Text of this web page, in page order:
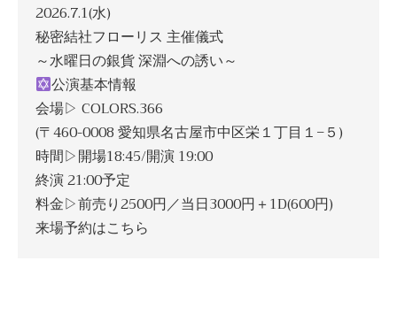
2026.7.1(水)
秘密結社フローリス 主催儀式
～水曜日の銀貨 深淵への誘い～
公演基本情報
会場▷ COLORS.366
(〒460-0008 愛知県名古屋市中区栄１丁目１−５)
時間▷開場18:45/開演 19:00
終演 21:00予定
料金▷前売り2500円／当日3000円＋1D(600円)
来場予約はこちら